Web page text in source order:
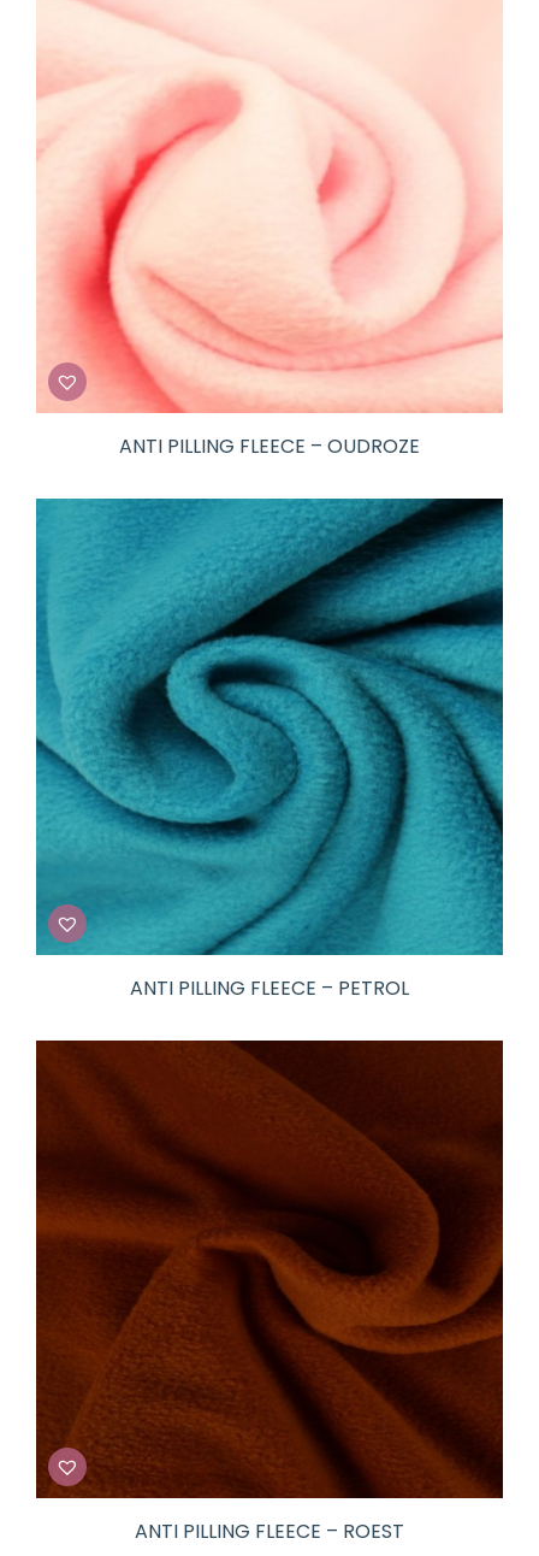
ANTI PILLING FLEECE – OUDROZE
ANTI PILLING FLEECE – PETROL
ANTI PILLING FLEECE – ROEST